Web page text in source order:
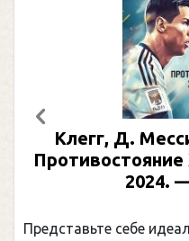
Клегг, Д.
2024.
Представьте себе
Предыдущий